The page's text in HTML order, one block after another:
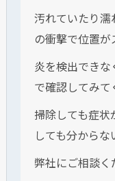
汚れていたり濡
の衝撃で位置
炎を検出でき
で確認してみて
掃除しても症
しても分からな
弊社にご相談く